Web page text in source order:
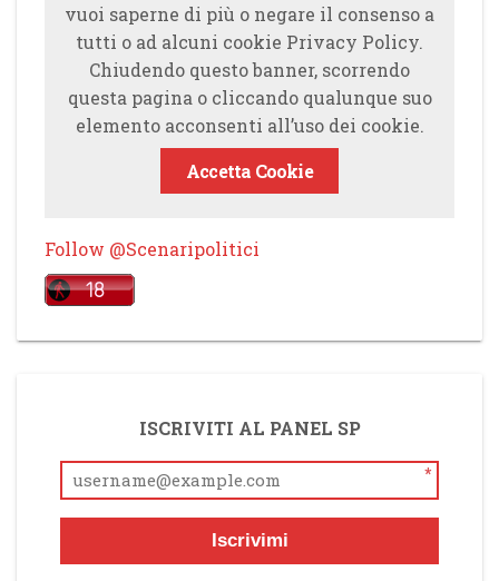
vuoi saperne di più o negare il consenso a
tutti o ad alcuni cookie Privacy Policy.
Chiudendo questo banner, scorrendo
questa pagina o cliccando qualunque suo
elemento acconsenti all’uso dei cookie.
Accetta Cookie
Follow @Scenaripolitici
ISCRIVITI AL PANEL SP
*
Iscrivimi